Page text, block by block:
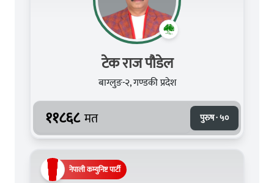
टेक राज पौडेल
बाग्लुङ-२, गण्डकी प्रदेश
११८६८ मत पुरुष · ५०
नेपाली कम्युनिष्ट पार्टी